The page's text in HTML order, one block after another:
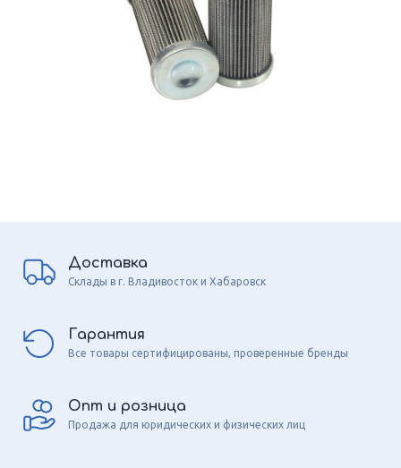
Доставка
Склады в г. Владивосток и Хабаровск
Гарантия
Все товары сертифицированы, проверенные бренды
Опт и розница
Продажа для юридических и физических лиц